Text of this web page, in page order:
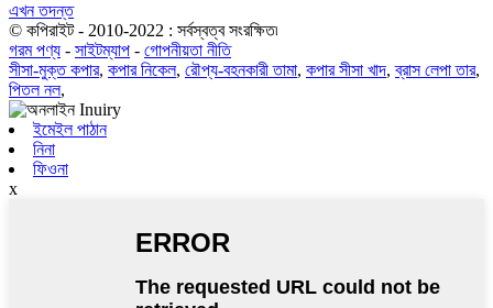
এখন তদন্ত
© কপিরাইট - 2010-2022 : সর্বস্বত্ব সংরক্ষিত৷
গরম পণ্য - সাইটম্যাপ - গোপনীয়তা নীতি
সীসা-মুক্ত কপার, কপার নিকেল, রৌপ্য-বহনকারী তামা, কপার সীসা খাদ,ব্রাস লেপা তার,
পিতল নল,
ইমেইল পাঠান
নিনা
ফিওনা
x